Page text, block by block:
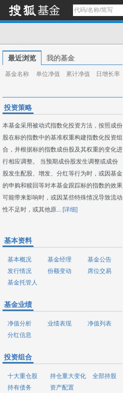
最近浏览 我的基金
基金名称 单位净值 累计净值 日增长率
投资策略
本基金采用被动式指数化投资方法，按照成份
股在标的指数中的基准权重构建指数化投资组
合，并根据标的指数成份股及其权重的变化进
行相应调整。 当预期成份股发生调整或成份
股发生配股、增发、分红等行为时，或因基金
的申购和赎回等对本基金跟踪标的指数的效果
可能带来影响时，或因某些特殊情况导致流动
性不足时，或其他原... [详细]
基本资料
基本概况 基金经理
基金公告
发行情况
份额变动
席位交易
基金托管人
基金业绩
净值分析 业绩表现
净值列表
分红信息
投资组合
十大重仓股 持仓重大变化
全部持股
持有债务
资产配置